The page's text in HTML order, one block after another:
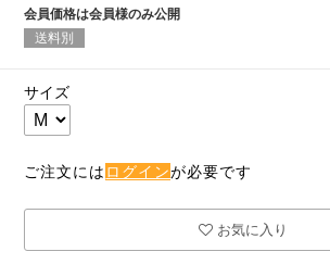
会員価格は会員様のみ公開
送料別
サイズ
ご注文には ログインが必要です
お気に入り